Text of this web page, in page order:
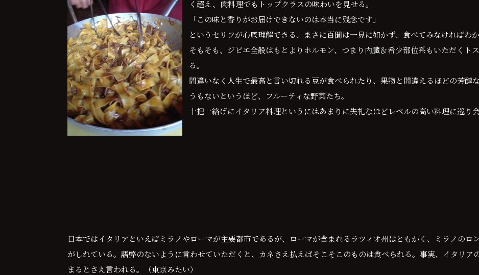
く超え、肉料理でもトップクラスの味わいを見せる。
「この味と香りがお届けできないのは本当に残念です」
というセリフが心底理解できる、まさに百聞は一見に如かず、食べてみなければわ
そもそも、ジビエ全般はもとよりホルモン、つまり内臓＆希少部位系もいただくト
る。
間違いなく人生で最高と言い切れる豆が食べられたり、果物と間違えるほどの芳醇
うもないというほど、フルーティな野菜たち。
十把一絡げにイタリア料理というにはあまりに失礼なほどレベルの高い料理に巡り会
日本ではイタリアといえばミラノやローマが主要都市であるが、ローマが含まれるラツィオ州はともかく、ミラノのロ
がしれている。語弊のないように言わせていただくと、カネさえ払えばそこそこのものは食べられる。事実、イタリア
まるとさえ言われる。（東京みたい）